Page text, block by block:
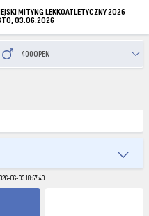
MITYNG LEKKOATLETYCZNY 2026
03.06.2026
06-03 18:57:40